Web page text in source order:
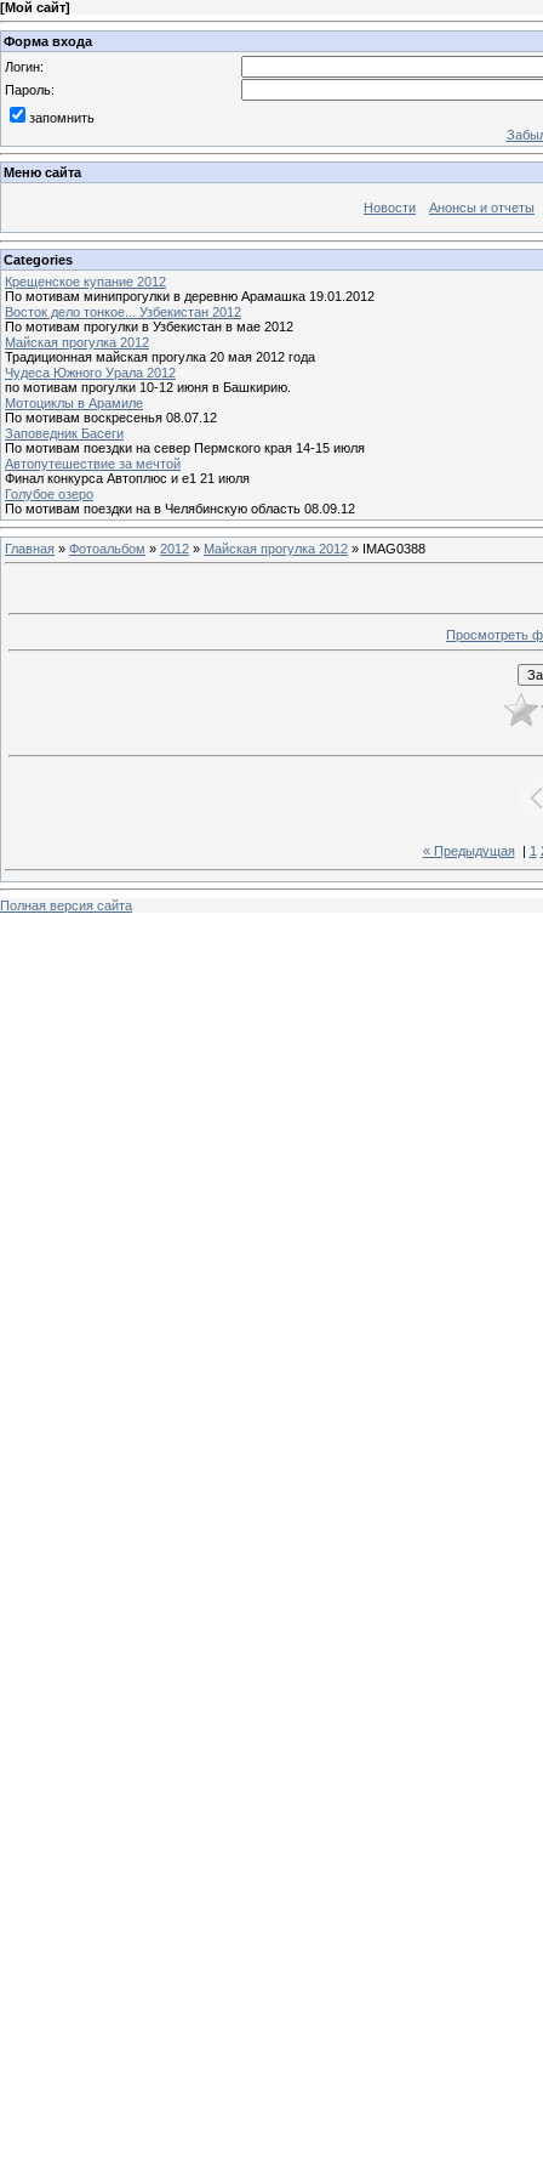
[Мой сайт]
Форма входа
Логин:
Пароль:
запомнить
Меню сайта
Новости Анонсы и отчеты
Categories
Крещенское купание 2012
По мотивам минипрогулки в деревню Арамашка 19.01.2012
Восток дело тонкое... Узбекистан 2012
По мотивам прогулки в Узбекистан в мае 2012
Майская прогулка 2012
Традиционная майская прогулка 20 мая 2012 года
Чудеса Южного Урала 2012
по мотивам прогулки 10-12 июня в Башкирию.
Мотоциклы в Арамиле
По мотивам воскресенья 08.07.12
Заповедник Басеги
По мотивам поездки на север Пермского края 14-15 июля
Автопутешествие за мечтой
Финал конкурса Автоплюс и е1 21 июля
Голубое озеро
По мотивам поездки на в Челябинскую область 08.09.12
Главная » Фотоальбом » 2012 » Майская прогулка 2012 » IMAG0388
Просмотреть
« Предыдущая| 1
Полная версия сайта